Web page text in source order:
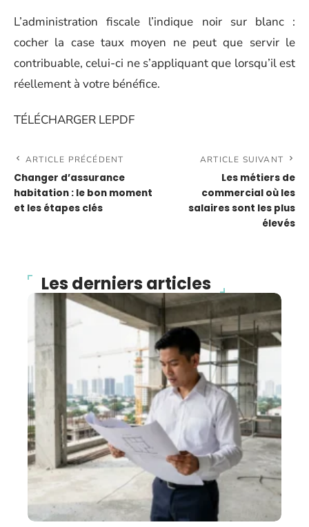
L’administration fiscale l’indique noir sur blanc :
cocher la case taux moyen ne peut que servir le
contribuable, celui-ci ne s’appliquant que lorsqu’il est
réellement à votre bénéfice.
TÉLÉCHARGER LEPDF
ARTICLE PRÉCÉDENT
Changer d’assurance
habitation : le bon moment
et les étapes clés
ARTICLE SUIVANT
Les métiers de
commercial où les
salaires sont les plus
élevés
Les derniers articles